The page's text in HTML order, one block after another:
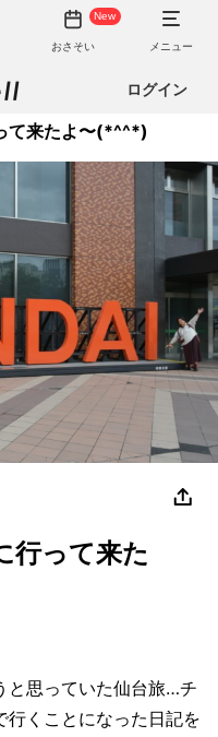
New
おさそい メニュー
ログイン
て来たよ〜(*^^*)
行って来た
と思っていた仙台旅…チ
行くことになった日記を